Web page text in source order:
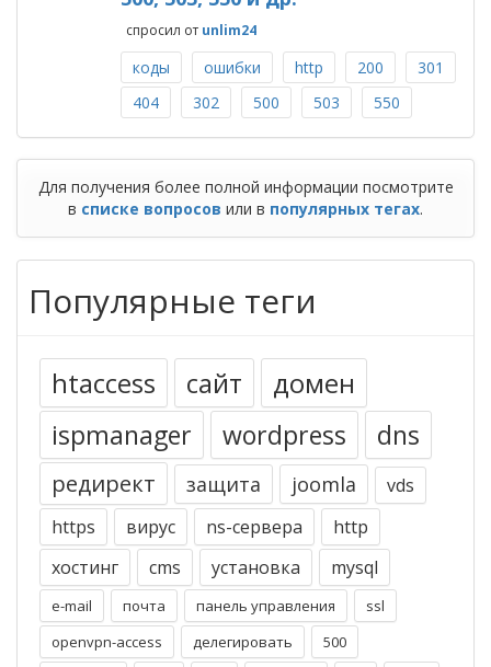
спросил от unlim24
коды ошибки http 200
301
404
302 500 503 550
Для получения более полной информации посмотрите
в списке вопросов или в популярных тегах.
Популярные теги
htaccess сайт домен
ispmanager wordpress dns
редирект защита joomla
vds
https
вирус ns-сервера
http
хостинг
cms установка mysql
e-mail почта панель управления
ssl
openvpn-access
делегировать
500